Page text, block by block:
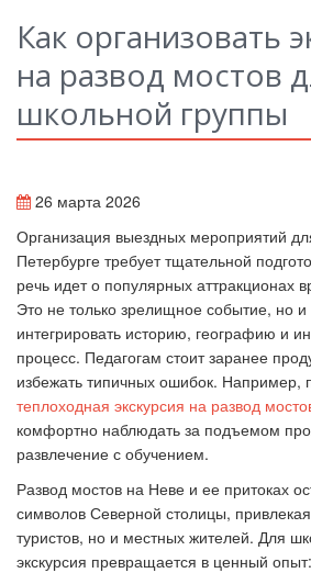
Как организовать
на развод мостов
школьной группы
26 марта 2026
Организация выездных мероприятий
Петербурге требует тщательной
речь идет о популярных аттракционах
Это не только зрелищное событие, но и
интегрировать историю, географию и
процесс. Педагогам стоит заранее
избежать типичных ошибок. Например,
теплоходная экскурсия на развод
комфортно наблюдать за подъемом
развлечение с обучением.
Развод мостов на Неве и ее притоках
символов Северной столицы,
туристов, но и местных жителей. Для
экскурсия превращается в ценный